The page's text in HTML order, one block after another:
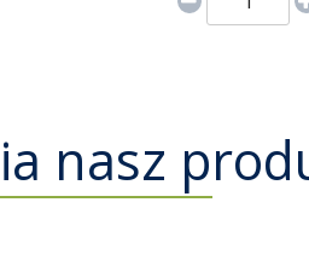
nasz